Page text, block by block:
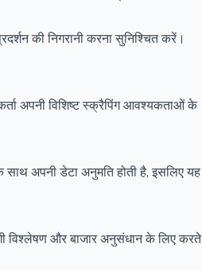
की निगरानी करना सुनिश्चित करें।
अपनी विशिष्ट स्क्रैपिंग आवश्यकताओं के
साथ अपनी डेटा अनुमति होती है, इसलिए यह
विश्लेषण और बाजार अनुसंधान के लिए करते